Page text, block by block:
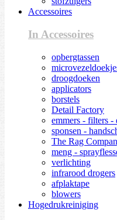
Accessoires
In Accessoires
opbergtassen
droogdoeken
applicators
borstels
Detail Factory
emmers - filters -
sponsen -
The Rag
meng -
verlichting
infrarood drogers
afplaktape
blowers
Hogedrukreiniging